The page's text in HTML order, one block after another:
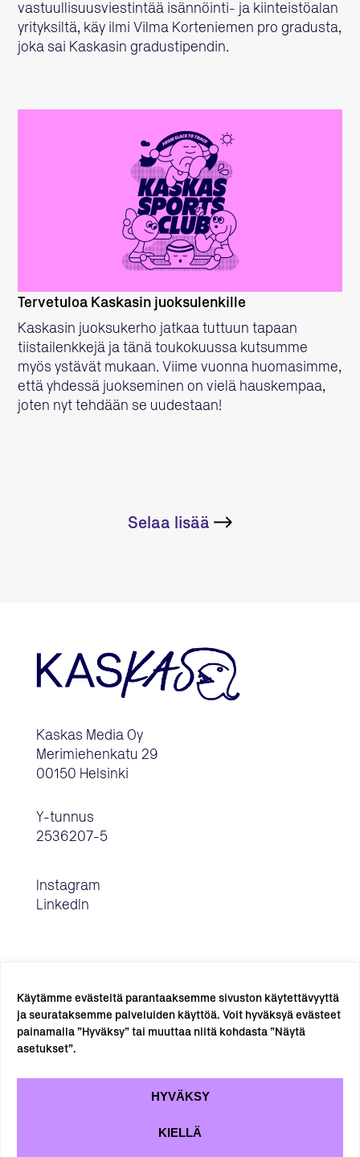
Käytämme evästeitä parantaaksemme sivuston käytettävyyttä
ja seurataksemme palveluiden käyttöä. Voit hyväksyä evästeet
painamalla ”Hyväksy” tai muuttaa niitä kohdasta ”Näytä
asetukset”.
HYVÄKSY
KIELLÄ
vastuullisuusviestintää isännöinti- ja kiinteistöalan
yrityksiltä, käy ilmi Vilma Korteniemen pro gradusta,
joka sai Kaskasin gradustipendin.
LUE LISÄÄ
Tervetuloa Kaskasin juoksulenkille
Kaskasin juoksukerho jatkaa tuttuun tapaan
tiistailenkkejä ja tänä toukokuussa kutsumme
myös ystävät mukaan. Viime vuonna huomasimme,
että yhdessä juokseminen on vielä hauskempaa,
joten nyt tehdään se uudestaan!
Selaa lisää
Kaskas Media Oy
Merimiehenkatu 29
00150 Helsinki
Y-tunnus
2536207-5
Instagram
LinkedIn
TILAA UUTISKIRJE →